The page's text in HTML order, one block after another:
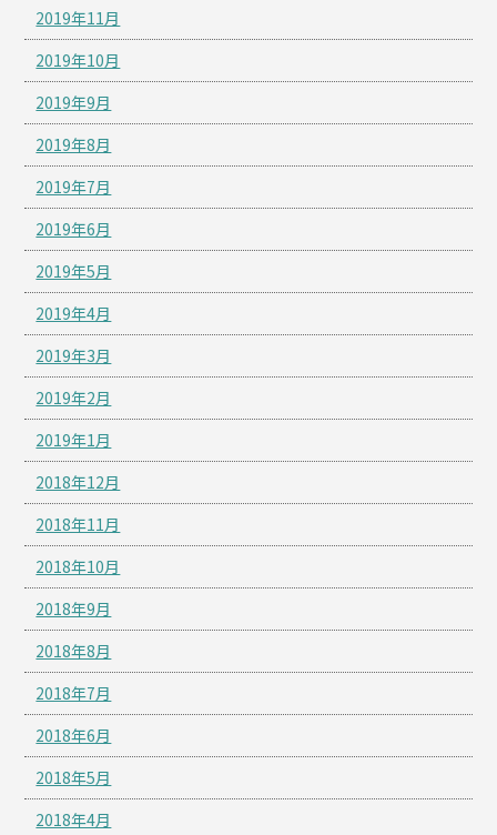
2019年11月
2019年10月
2019年9月
2019年8月
2019年7月
2019年6月
2019年5月
2019年4月
2019年3月
2019年2月
2019年1月
2018年12月
2018年11月
2018年10月
2018年9月
2018年8月
2018年7月
2018年6月
2018年5月
2018年4月